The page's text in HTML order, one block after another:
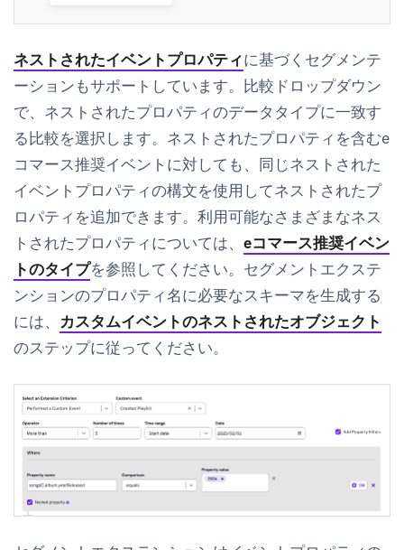
ネストされたイベントプロパティに基づくセグメンテ
ーションもサポートしています。比較ドロップダウン
で、ネストされたプロパティのデータタイプに一致す
る比較を選択します。ネストされたプロパティを含むe
コマース推奨イベントに対しても、同じネストされた
イベントプロパティの構文を使用してネストされたプ
ロパティを追加できます。利用可能なさまざまなネス
トされたプロパティについては、 eコマース推奨イベン
トのタイプを参照してください。セグメントエクステ
ンションのプロパティ名に必要なスキーマを生成する
には、 カスタムイベントのネストされたオブジェクト
のステップに従ってください。